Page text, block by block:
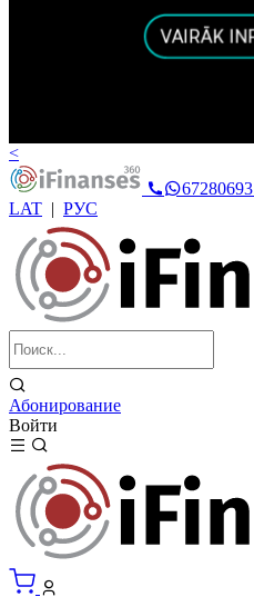
<
67280693
LAT | РУС
Абонирование
Войти